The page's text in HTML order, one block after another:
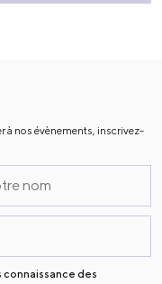
à nos évènements, inscrivez-
connaissance des